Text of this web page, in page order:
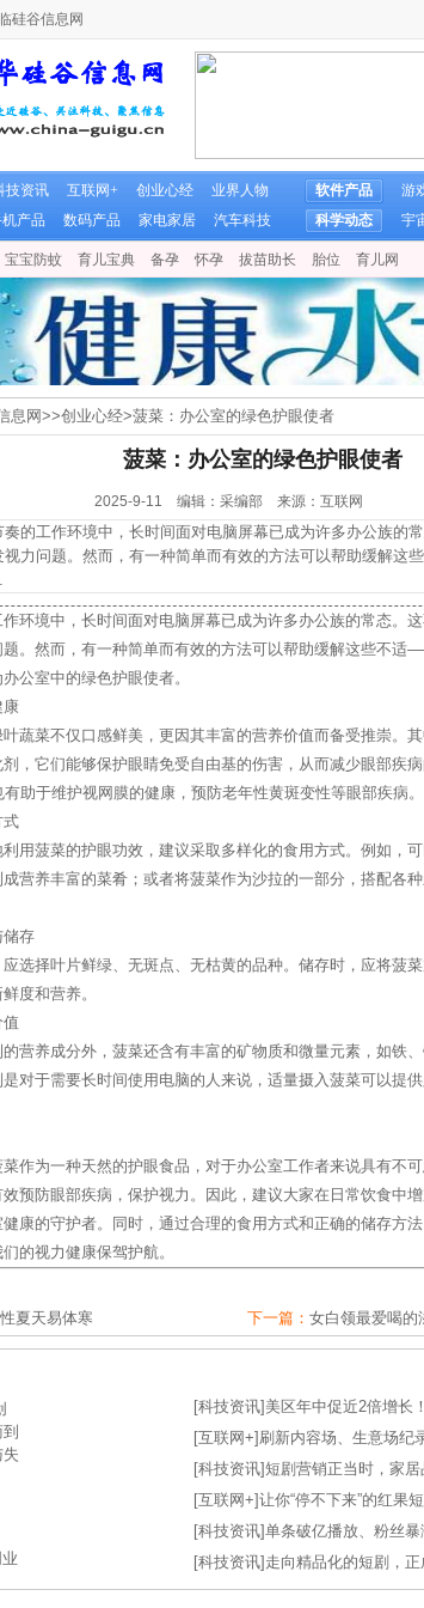
硅谷信息网
技资讯 互联网+ 创业心经
业界人物
产品 数码产品 家电家居 汽车科技
软件产品 游
科学动态
宇
宝宝防蚊 育儿宝典 备孕 怀孕 拔苗助长 胎位 育儿网
息网>>创业心经>菠菜：办公室的绿色护眼使者
菠菜：办公室的绿色护眼使者
2025-9-11 编辑：采编部 来源：互联网
工作环境中，长时间面对电脑屏幕已成为许多办公族的
视力问题。然而，有一种简单而有效的方法可以帮助缓解
环境中，长时间面对电脑屏幕已成为许多办公族的常态。
。然而，有一种简单而有效的方法可以帮助缓解这些不适
公室中的绿色护眼使者。
康
蔬菜不仅口感鲜美，更因其丰富的营养价值而备受推崇。
，它们能够保护眼睛免受自由基的伤害，从而减少眼部疾
助于维护视网膜的健康，预防老年性黄斑变性等眼部疾病。
式
用菠菜的护眼功效，建议采取多样化的食用方式。例如，
营养丰富的菜肴；或者将菠菜作为沙拉的一部分，搭配各
储存
选择叶片鲜绿、无斑点、无枯黄的品种。储存时，应将菠
度和营养。
营养成分外，菠菜还含有丰富的矿物质和微量元素，如铁
对于需要长时间使用电脑的人来说，适量摄入菠菜可以提
作为一种天然的护眼食品，对于办公室工作者来说具有不
预防眼部疾病，保护视力。因此，建议大家在日常饮食中
康的守护者。同时，通过合理的食用方式和正确的储存方
的视力健康保驾护航。
夏天易体寒 下一篇： 女白领最爱喝的
[科技资讯] 美区年中促近2倍增长
[互联网+] 刷新内容场、生意场纪
[科技资讯]短剧营销正当时，家
[互联网+]让你“停不下来”的红果
[科技资讯]单条破亿播放、粉丝
[科技资讯] 走向精品化的短剧，